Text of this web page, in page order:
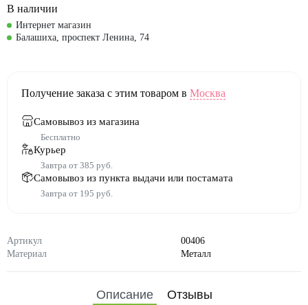
Артикул
00406
Материал
Металл
В наличии
Интернет магазин
Балашиха, проспект Ленина, 74
Получение заказа с этим товаром в Москва
Самовывоз из магазина
Бесплатно
Курьер
Завтра от 385 руб.
Самовывоз из пункта выдачи или постамата
Завтра от 195 руб.
Описание Отзывы